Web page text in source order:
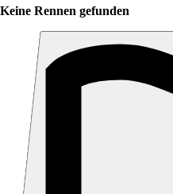
Keine Rennen gefunden